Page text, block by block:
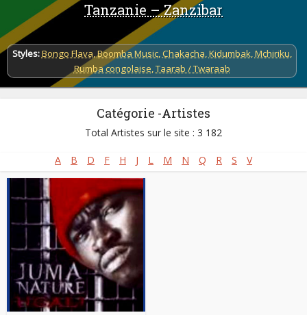
Tanzanie – Zanzibar
Styles:Bongo Flava,Boomba Music,Chakacha,Kidumbak,Mchiriku,
Rumba congolaise,Taarab / Twaraab
Catégorie -Artistes
Total Artistes sur le site : 3 182
A B D F H J L M N Q R S V